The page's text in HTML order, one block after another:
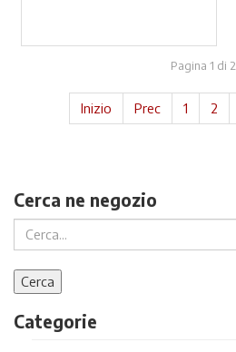
Pagina 1 di 2
Inizio Prec 1 2
Cerca ne negozio
Categorie